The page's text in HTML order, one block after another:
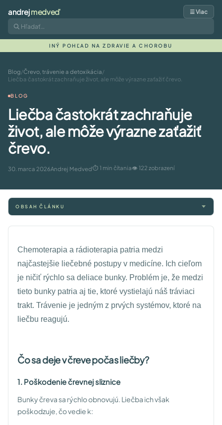
andrejmedveď ☰ Viac
INÝ POHĽAD NA ZDRAVIE A CHOROBU
Blog/Črevo, trávenie a detoxikácia/
Liečba častokrát zachraňuje život, ale môže výrazne zaťažiť črevo.
BLOG
Liečba častokrát zachraňuje
život, ale môže výrazne zaťažiť
črevo.
30. marca 2026Andrej Medveď⏱ 1 min čítania👁 122 zobrazení
OBSAH ČLÁNKU
Chemoterapia a rádioterapia patria medzi
najčastejšie liečebné postupy v medicíne. Ich cieľom
je ničiť rýchlo sa deliace bunky. Problém je, že medzi
tieto bunky patria aj tie, ktoré vystielajú náš tráviaci
trakt. Trávenie je jedným z prvých systémov, ktoré na
liečbu reagujú.
Čo sa deje v čreve počas liečby?
1. Poškodenie črevnej sliznice
Bunky čreva sa rýchlo obnovujú. Liečba ich však
poškodzuje, čo vedie k: